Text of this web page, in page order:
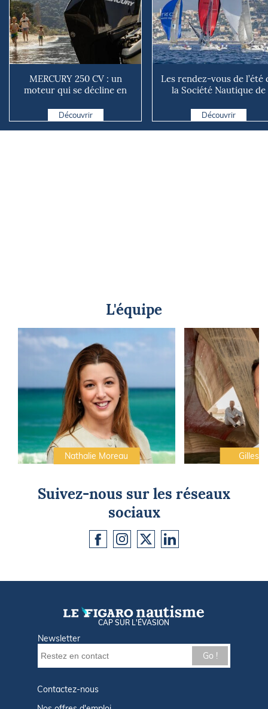
MERCURY 250 CV : un
moteur qui se décline en
Découvrir
Les rendez-vous de l’été
la Société Nautique de
Découvrir
L'équipe
Nathalie Moreau Gilles
Suivez-nous sur les réseaux
sociaux
CAP SUR L'ÉVASION
Newsletter
Go !
Contactez-nous